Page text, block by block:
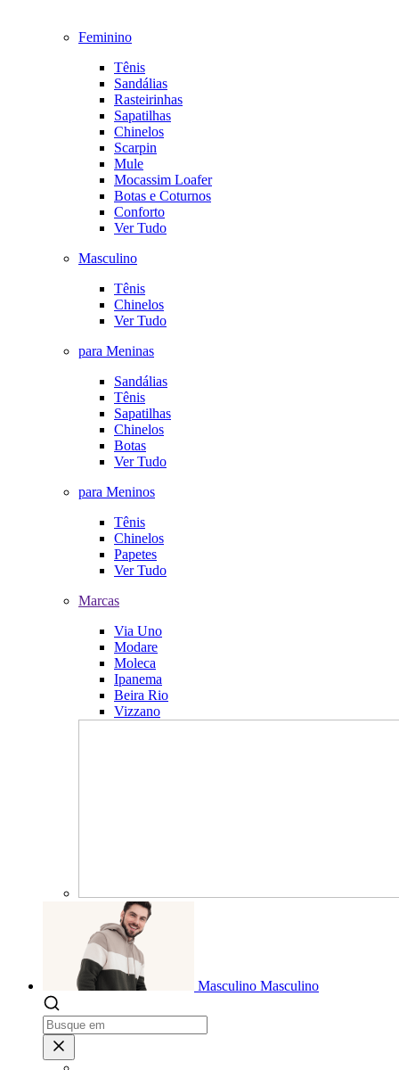
Feminino
Tênis
Sandálias
Rasteirinhas
Sapatilhas
Chinelos
Scarpin
Mule
Mocassim Loafer
Botas e Coturnos
Conforto
Ver Tudo
Masculino
Tênis
Chinelos
Ver Tudo
para Meninas
Sandálias
Tênis
Sapatilhas
Chinelos
Botas
Ver Tudo
para Meninos
Tênis
Chinelos
Papetes
Ver Tudo
Marcas
Via Uno
Modare
Moleca
Ipanema
Beira Rio
Vizzano
Masculino Masculino